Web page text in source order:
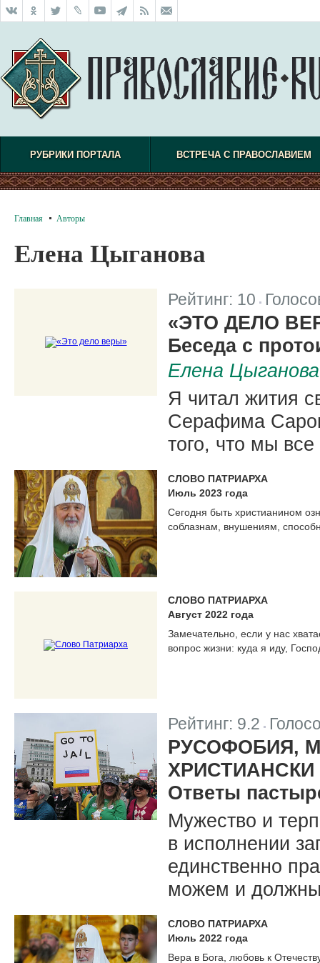
РУБРИКИ ПОРТАЛА ВСТРЕЧА С ПРАВОСЛАВИЕМ
Главная Авторы
Елена Цыганова
Рейтинг: 10
«ЭТО ДЕЛО
Беседа с
Елена Цыганова
Я читал жития
Серафима
того, что мы все
СЛОВО ПАТРИАРХА
Июль 2023 года
Сегодня быть христианином
соблазнам, внушениям,
СЛОВО ПАТРИАРХА
Август 2022 года
Замечательно, если у нас
вопрос жизни: куда я иду,
Рейтинг: 9.2
РУСОФОБИЯ,
Ответы
Мужество и
в исполнении
единственно
можем и должны
СЛОВО ПАТРИАРХА
Июль 2022 года
Вера в Бога, любовь к